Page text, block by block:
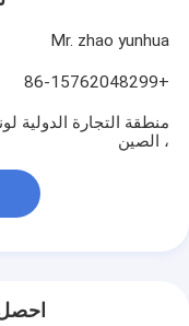
Mr. zhao yunhua
+86-15762048299
منطقة التجارة الدولية
، الصين